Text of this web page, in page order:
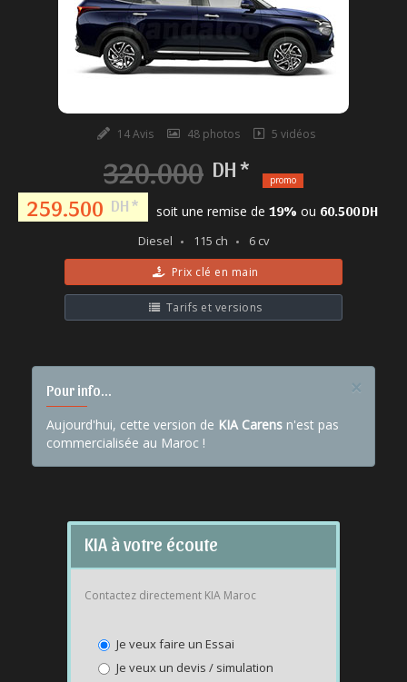
14 Avis 48 photos 5 vidéos
320.000 DH * promo
259.500 DH * soit une remise de 19% ou 60.500 DH
Diesel 115 ch 6 cv
Prix clé en main
Tarifs et versions
×
Pour info...
Aujourd'hui, cette version de KIA Carens n'est pas
commercialisée au Maroc !
KIA à votre écoute
Contactez directement KIA Maroc
Je veux faire un Essai
Je veux un devis / simulation